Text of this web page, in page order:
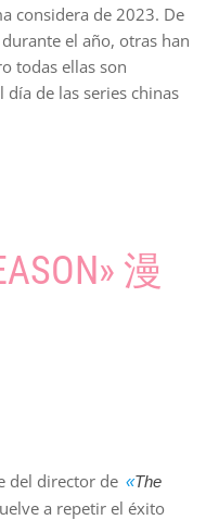
considera de 2023. De
el año, otras han
todas ellas son
día de las series chinas
漫
del director de «The
a repetir el éxito